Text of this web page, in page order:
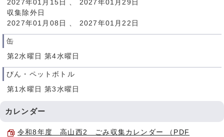
2027年01月15日 、 2027年01月29日
収集除外日
2027年01月08日 、 2027年01月22日
缶
第2水曜日 第4水曜日
びん・ペットボトル
第1水曜日 第3水曜日
カレンダー
令和8年度 高山西2 ごみ収集カレンダー （PDF